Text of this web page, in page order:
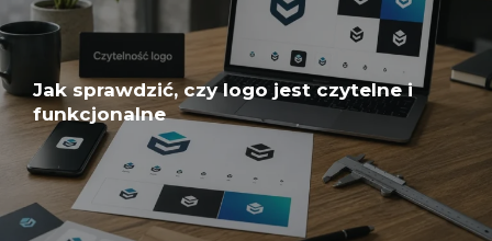
Jak sprawdzić, czy logo jest czytelne i
funkcjonalne